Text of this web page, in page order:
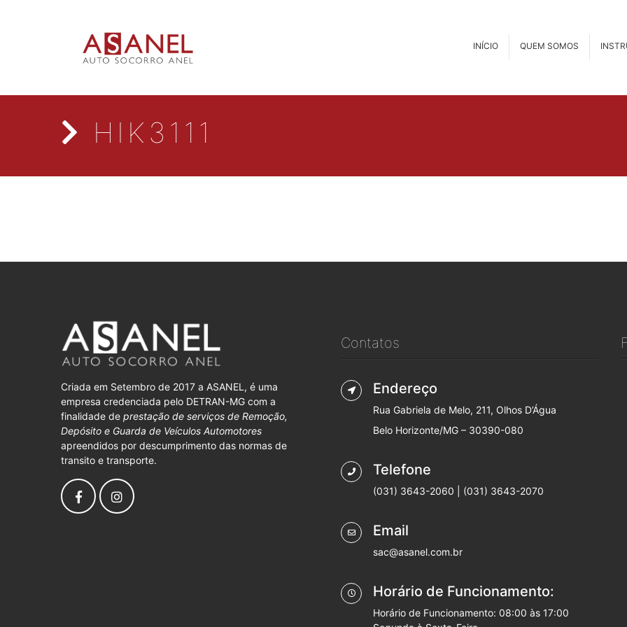
INÍCIO QUEM SOMOS
HIK3111
Criada em Setembro de 2017 a ASANEL, é uma
empresa credenciada pelo DETRAN-MG com a
finalidade de prestação de serviços de Remoção,
Depósito e Guarda de Veículos Automotores
apreendidos por descumprimento das normas de
transito e transporte.
Contatos
Endereço
Rua Gabriela de Melo, 211, Olhos D’Água
Belo Horizonte/MG – 30390-080
Telefone
(031) 3643-2060 | (031) 3643-2070
Email
sac@asanel.com.br
Horário de Funcionamento:
Horário de Funcionamento: 08:00 às 17:00